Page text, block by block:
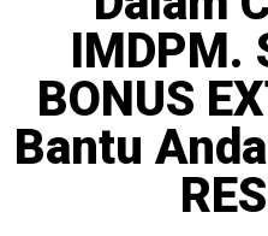
IMDPM.
BONUS
Bantu